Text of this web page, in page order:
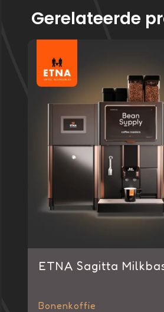
Gerelateerde
ETNA Sagitta
Bonenkoffie